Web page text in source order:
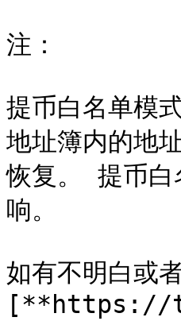
注：
提币白名单模
地址簿内的地
恢复。 提币白
响。
如有不明白或
[**https://